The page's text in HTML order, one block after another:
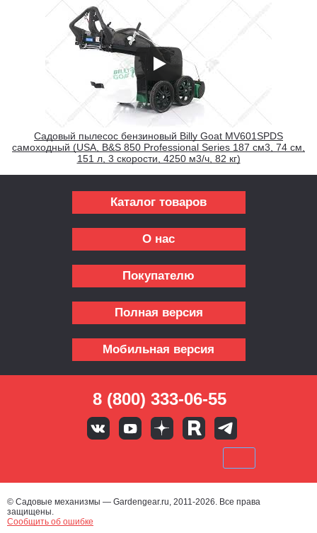
Садовый пылесос бензиновый Billy Goat MV601SPDS
самоходный (USA, B&S 850 Professional Series 187 см3, 74 см,
151 л, 3 скорости, 4250 м3/ч, 82 кг)
Каталог товаров
О нас
Покупателю
Полная версия
Мобильная версия
8 (800) 333-06-55
© Садовые механизмы — Gardengear.ru, 2011-2026. Все права
защищены.
Сообщить об ошибке